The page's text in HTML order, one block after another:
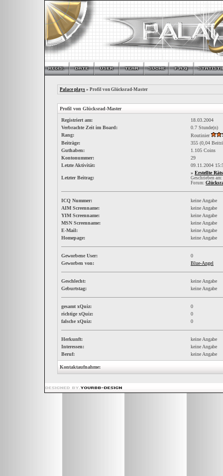
Palace plays » Profil von Glücksrad-Master
Profil von Glücksrad-Master
Registriert am:
18.03.2004
Verbrachte Zeit im Board:
0.7 Stunde(n)
Rang:
Routinier
Beiträge:
355 (0,04
Guthaben:
1.105 Coins
Kontonummer:
29
Letzte Aktivität:
09.11.2004
Letzter Beitrag:
» Erstellte
Geschrieben
Forum:
ICQ Nummer:
keine Angabe
AIM Screenname:
keine Angabe
YIM Screenname:
keine Angabe
MSN Screenname:
keine Angabe
E-Mail:
keine Angabe
Homepage:
keine Angabe
Geworbene User:
0
Geworben von:
Blue-Angel
Geschlecht:
keine Angabe
Geburtstag:
keine Angabe
gesamt xQuiz:
0
richtige xQuiz:
0
falsche xQuiz:
0
Herkunft:
keine Angabe
Interessen:
keine Angabe
Beruf:
keine Angabe
Kontaktaufnahme: